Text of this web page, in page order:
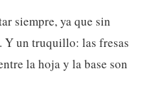
siempre, ya que sin
Y un truquillo: las fresas
la hoja y la base son